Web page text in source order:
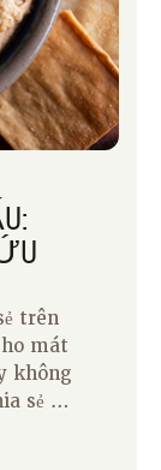
trên
mát
không
sẻ với
là